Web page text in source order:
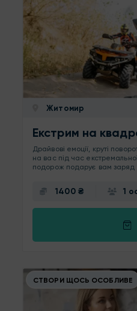
Житомир
Екстрим на
Драйвові емоції, круті
на вас під час
подорож подарує вам заряд
1400 ₴ 1
СТВОРИ ЩОСЬ ОСОБЛИВЕ